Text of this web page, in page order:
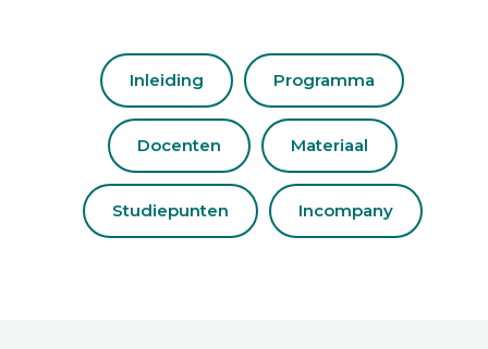
Inleiding Programma
Docenten Materiaal
Studiepunten Incompany